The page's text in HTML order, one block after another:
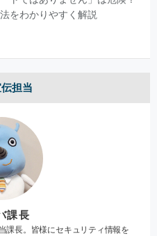
をわかりやすく解説
担当
課長
課長。皆様にセキュリティ情報を